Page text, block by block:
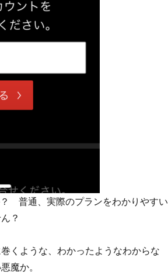
普通、実際のプランをわかりやすい
？
くような、わかったようなわからな
魔か。